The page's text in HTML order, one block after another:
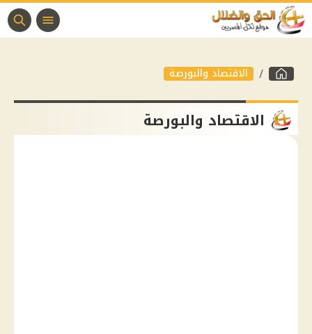
الاقتصاد والبورصة
الاقتصاد والبورصة